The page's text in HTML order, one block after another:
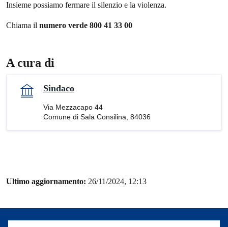
Insieme possiamo fermare il silenzio e la violenza.
Chiama il numero verde 800 41 33 00
A cura di
Sindaco
Via Mezzacapo 44
Comune di Sala Consilina, 84036
Ultimo aggiornamento: 26/11/2024, 12:13